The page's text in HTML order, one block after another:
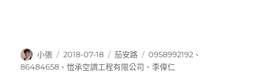
作
者
小張
發
佈
2018-07-18
分
類
茄安路
標
籤
0958992192 、
86484658 、愷承空調工程有限公司 、李偉仁